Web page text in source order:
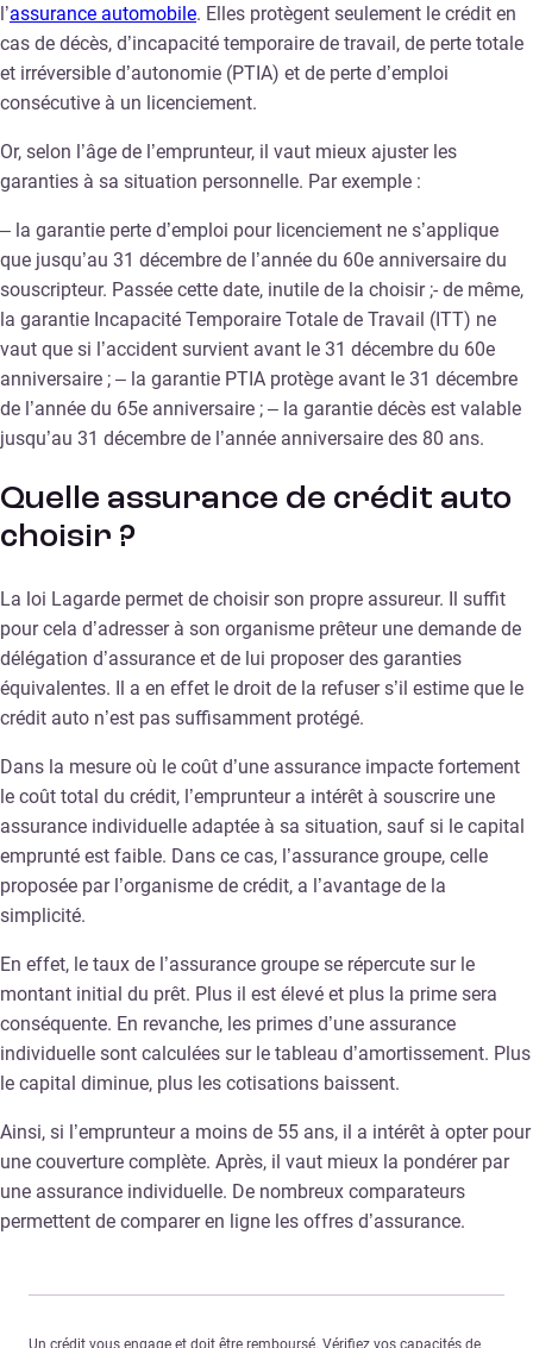
l’assurance automobile. Elles protègent seulement le crédit en
cas de décès, d’incapacité temporaire de travail, de perte totale
et irréversible d’autonomie (PTIA) et de perte d’emploi
consécutive à un licenciement.
Or, selon l’âge de l’emprunteur, il vaut mieux ajuster les
garanties à sa situation personnelle. Par exemple :
– la garantie perte d’emploi pour licenciement ne s’applique
que jusqu’au 31 décembre de l’année du 60e anniversaire du
souscripteur. Passée cette date, inutile de la choisir ;- de même,
la garantie Incapacité Temporaire Totale de Travail (ITT) ne
vaut que si l’accident survient avant le 31 décembre du 60e
anniversaire ; – la garantie PTIA protège avant le 31 décembre
de l’année du 65e anniversaire ; – la garantie décès est valable
jusqu’au 31 décembre de l’année anniversaire des 80 ans.
Quelle assurance de crédit auto
choisir ?
La loi Lagarde permet de choisir son propre assureur. Il suffit
pour cela d’adresser à son organisme prêteur une demande de
délégation d’assurance et de lui proposer des garanties
équivalentes. Il a en effet le droit de la refuser s’il estime que le
crédit auto n’est pas suffisamment protégé.
Dans la mesure où le coût d’une assurance impacte fortement
le coût total du crédit, l’emprunteur a intérêt à souscrire une
assurance individuelle adaptée à sa situation, sauf si le capital
emprunté est faible. Dans ce cas, l’assurance groupe, celle
proposée par l’organisme de crédit, a l’avantage de la
simplicité.
En effet, le taux de l’assurance groupe se répercute sur le
montant initial du prêt. Plus il est élevé et plus la prime sera
conséquente. En revanche, les primes d’une assurance
individuelle sont calculées sur le tableau d’amortissement. Plus
le capital diminue, plus les cotisations baissent.
Ainsi, si l’emprunteur a moins de 55 ans, il a intérêt à opter pour
une couverture complète. Après, il vaut mieux la pondérer par
une assurance individuelle. De nombreux comparateurs
permettent de comparer en ligne les offres d’assurance.